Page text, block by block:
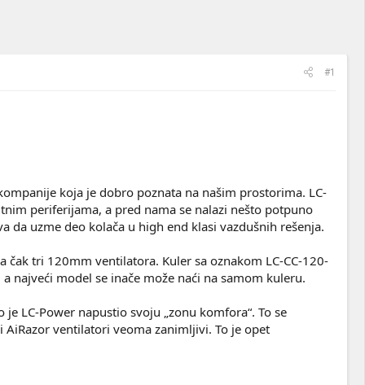
#1
koja je dobro poznata na našim prostorima. LC-
periferijama, a pred nama se nalazi nešto potpuno
da uzme deo kolača u high end klasi vazdušnih rešenja.
tri 120mm ventilatora. Kuler sa oznakom LC-CC-120-
najveći model se inače može naći na samom kuleru.
LC-Power napustio svoju „zonu komfora“. To se
ventilatori veoma zanimljivi. To je opet